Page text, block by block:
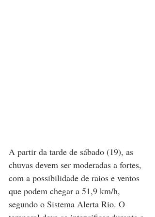
A partir da tarde de sábado (19), as
chuvas devem ser moderadas a fortes,
com a possibilidade de raios e ventos
que podem chegar a 51,9 km/h,
segundo o Sistema Alerta Rio. O